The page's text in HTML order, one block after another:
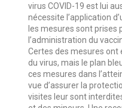
virus COVID-19 est lui
nécessite l’application
les mesures sont prises
l’administration du
Certes des mesures ont
du virus, mais le plan
ces mesures dans
vue d’assurer la
visites leur sont